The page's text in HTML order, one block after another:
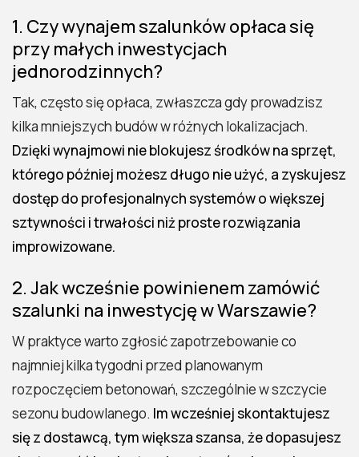
1. Czy wynajem szalunków opłaca się
przy małych inwestycjach
jednorodzinnych?
Tak, często się opłaca, zwłaszcza gdy prowadzisz
kilka mniejszych budów w różnych lokalizacjach.
Dzięki wynajmowi nie blokujesz środków na sprzęt,
którego później możesz długo nie użyć, a zyskujesz
dostęp do profesjonalnych systemów o większej
sztywności i trwałości niż proste rozwiązania
improwizowane.
2. Jak wcześnie powinienem zamówić
szalunki na inwestycję w Warszawie?
W praktyce warto zgłosić zapotrzebowanie co
najmniej kilka tygodni przed planowanym
rozpoczęciem betonowań, szczególnie w szczycie
sezonu budowlanego. Im wcześniej skontaktujesz
się z dostawcą, tym większa szansa, że dopasujesz